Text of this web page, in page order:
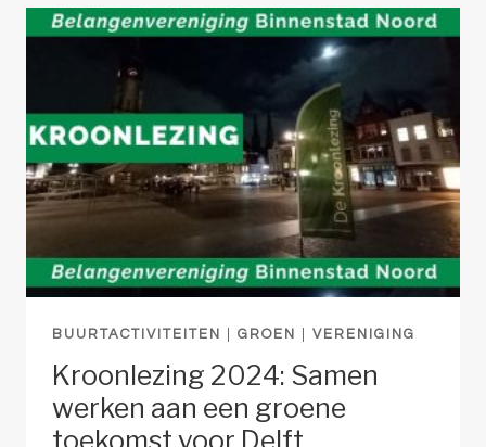
DE
VOORZITTER
BUURTACTIVITEITEN GROEN VERENIGING
Kroonlezing 2024: Samen
werken aan een groene
toekomst voor Delft